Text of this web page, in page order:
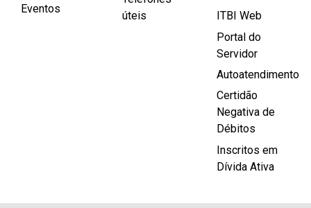
Eventos
úteis
ITBI Web
Portal do
Servidor
Autoatendimento
Certidão
Negativa de
Débitos
Inscritos em
Dívida Ativa